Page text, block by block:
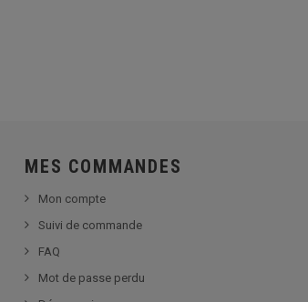
MES COMMANDES
Mon compte
Suivi de commande
FAQ
Mot de passe perdu